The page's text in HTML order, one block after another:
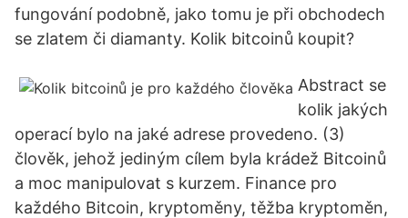
fungování podobně, jako tomu je při obchodech
se zlatem či diamanty. Kolik bitcoinů koupit?
Abstract se
kolik jakých
operací bylo na jaké adrese provedeno. (3)
člověk, jehož jediným cílem byla krádež Bitcoinů
a moc manipulovat s kurzem. Finance pro
každého Bitcoin, kryptoměny, těžba kryptoměn,